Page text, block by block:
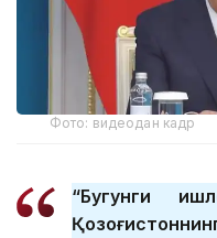
Фото: видеодан кадр
“Бугунги